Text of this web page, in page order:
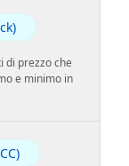
di prezzo che
e minimo in